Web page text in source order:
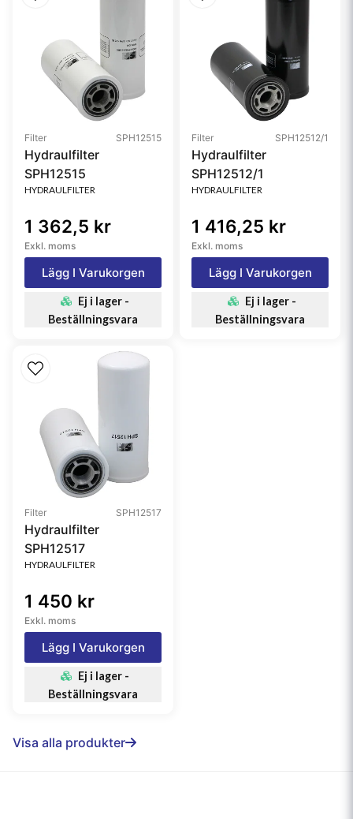
Filter SPH12515
Hydraulfilter
SPH12515
HYDRAULFILTER
1 362,5 kr
Exkl. moms
Lägg I Varukorgen
Ej i lager -
Beställningsvara
Filter SPH12512/1
Hydraulfilter
SPH12512/1
HYDRAULFILTER
1 416,25 kr
Exkl. moms
Lägg I Varukorgen
Ej i lager -
Beställningsvara
Filter SPH12517
Hydraulfilter
SPH12517
HYDRAULFILTER
1 450 kr
Exkl. moms
Lägg I Varukorgen
Ej i lager -
Beställningsvara
Visa alla produkter